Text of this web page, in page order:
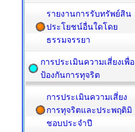
รายงานการรับทรัพย์สิน
ประโยชน์อื่นใดโดย
ธรรมจรรยา
การประเมินความเสี่ยงเพื่อ
ป้องกันการทุจริต
การประเมินความเสี่ยง
การทุจริตและประพฤติมิ
ชอบประจำปี